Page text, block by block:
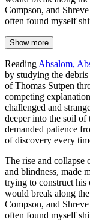
Compson, and
often found myself
Show more
Reading Absalom,
by studying the
of Thomas Sutpen
competing
challenged and
deeper into the soil of
demanded patience
of discovery every
The rise and collapse
and blindness, made
trying to construct
would break along
Compson, and
often found myself